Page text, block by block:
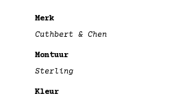
Merk
Cuthbert & Chen
Montuur
Sterling
Kleur